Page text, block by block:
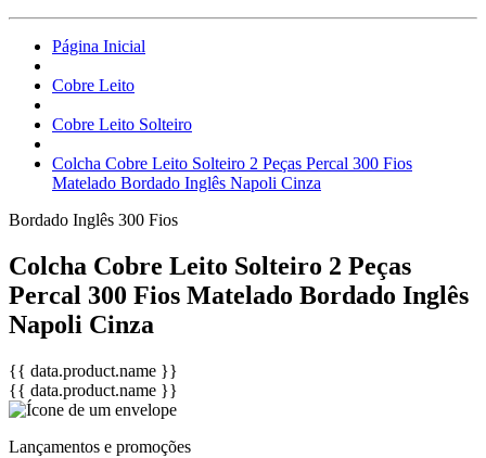
Página Inicial
Cobre Leito
Cobre Leito Solteiro
Colcha Cobre Leito Solteiro 2 Peças Percal 300 Fios
Matelado Bordado Inglês Napoli Cinza
Bordado Inglês 300 Fios
Colcha Cobre Leito Solteiro 2 Peças
Percal 300 Fios Matelado Bordado Inglês
Napoli Cinza
{{ data.product.name }}
{{ data.product.name }}
Lançamentos e promoções